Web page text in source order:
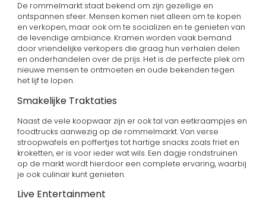
De rommelmarkt staat bekend om zijn gezellige en
ontspannen sfeer. Mensen komen niet alleen om te kopen
en verkopen, maar ook om te socializen en te genieten van
de levendige ambiance. Kramen worden vaak bemand
door vriendelijke verkopers die graag hun verhalen delen
en onderhandelen over de prijs. Het is de perfecte plek om
nieuwe mensen te ontmoeten en oude bekenden tegen
het lijf te lopen.
Smakelijke Traktaties
Naast de vele koopwaar zijn er ook tal van eetkraampjes en
foodtrucks aanwezig op de rommelmarkt. Van verse
stroopwafels en poffertjes tot hartige snacks zoals friet en
kroketten, er is voor ieder wat wils. Een dagje rondstruinen
op de markt wordt hierdoor een complete ervaring, waarbij
je ook culinair kunt genieten.
Live Entertainment